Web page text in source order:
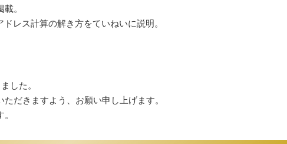
。
レス計算の解き方をていねいに説明。
した。
だきますよう、お願い申し上げます。